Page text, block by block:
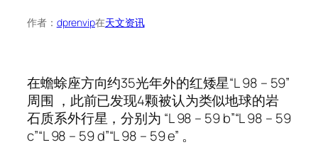
作者： dprenvip在天文资讯
在蟾蜍座方向约35光年外的红矮星“L 98 – 59”
周围 ，此前已发现4颗被认为类似地球的岩
石质系外行星，分别为 “L 98 – 59 b”“L 98 – 59
c”“L 98 – 59 d”“L 98 – 59 e” 。